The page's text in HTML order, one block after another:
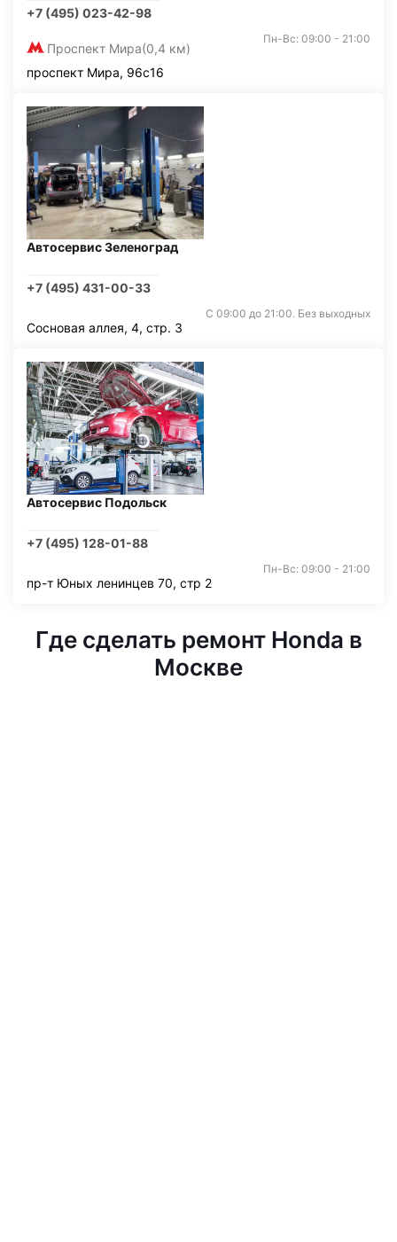
+7 (495) 023-42-98
Проспект Мира(0,4 км)
Пн-Вс: 09:00 - 21:00
проспект Мира, 96с16
Автосервис Зеленоград
+7 (495) 431-00-33
С 09:00 до 21:00. Без выходных
Сосновая аллея, 4, стр. 3
Автосервис Подольск
+7 (495) 128-01-88
Пн-Вс: 09:00 - 21:00
пр-т Юных ленинцев 70, стр 2
Где сделать ремонт Honda в
Москве